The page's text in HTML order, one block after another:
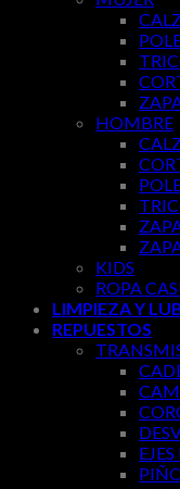
HOMBRE
KIDS
ROPA
LIMPIEZA Y
REPUESTOS